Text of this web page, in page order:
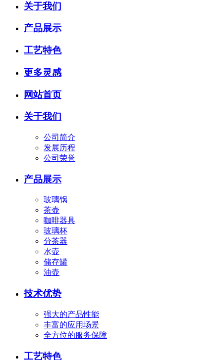
关于我们
产品展示
工艺特色
更多灵感
网站首页
关于我们
公司简介
发展历程
公司荣誉
产品展示
玻璃锅
茶壶
咖啡器具
玻璃杯
分茶器
水壶
储存罐
油壶
技术优势
强大的产品性能
丰富的应用场景
全方位的服务保障
工艺特色